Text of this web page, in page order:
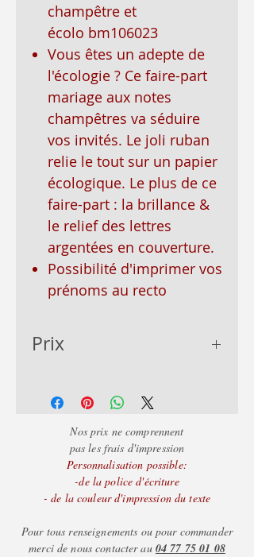
champêtre et
écolo bm106023
Vous êtes un adepte de
l'écologie ? Ce faire-part
mariage aux notes
champêtres va séduire
vos invités. Le joli ruban
relie le tout sur un papier
écologique. Le plus de ce
faire-part : la brillance &
le relief des lettres
argentées en couverture.
Possibilité d'imprimer vos
prénoms au recto
Prix
- de 100 = 2.50
e 100 = 2.26
Nos prix ne comprennent
pas les frais d'impression
Personnalisation possible:
-de la police d'écriture
- de la couleur d'impression du texte
Pour tous renseignements ou pour commander
merci de nous contacter au 04 77 75 01 08